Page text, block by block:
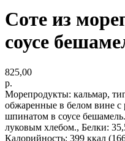
Соте из
соусе
825,00
р.
Морепродукты: кальмар,
обжаренные в белом вине с
шпинатом в соусе
луковым хлебом., Белки:
Калорийность: 399 ккал